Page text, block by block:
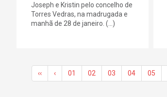
Joseph e Kristin pelo concelho de
Torres Vedras, na madrugada e
manhã de 28 de janeiro. (...)
‹‹ ‹ 01 02 03 04 05